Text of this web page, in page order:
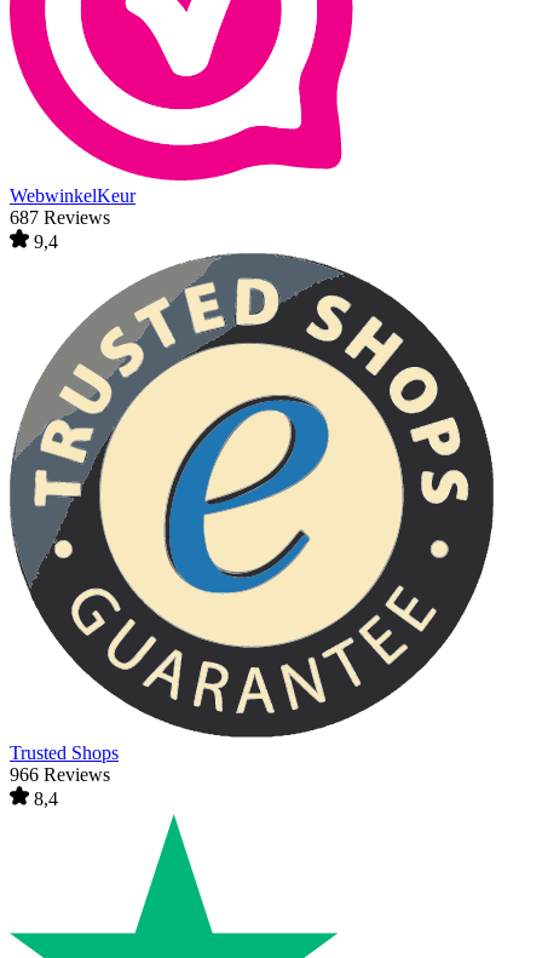
WebwinkelKeur
687 Reviews
9,4
Trusted Shops
966 Reviews
8,4